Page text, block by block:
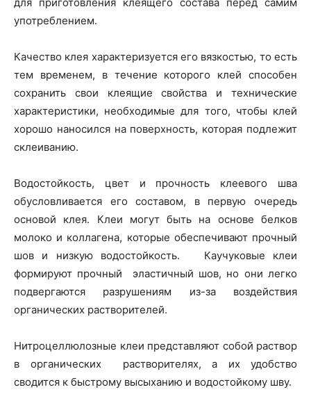
употреблением.
Качество клея характеризуется его вязкостью, то есть
тем временем, в течение которого клей способен
сохранить свои клеящие свойства и технические
характеристики, необходимые для того, чтобы клей
хорошо наносился на поверхность, которая подлежит
склеиванию.
Водостойкость, цвет и прочность клеевого шва
обусловливается его составом, в первую очередь
основой клея. Клеи могут быть на основе белков
молоко и коллагена, которые обеспечивают прочный
шов и низкую водостойкость. Каучуковые клеи
формируют прочный эластичный шов, но они легко
подвергаются разрушениям из-за воздействия
органических растворителей.
Нитроцеллюлозные клеи представляют собой раствор
в органических растворителях, а их удобство
сводится к быстрому высыханию и водостойкому шву.